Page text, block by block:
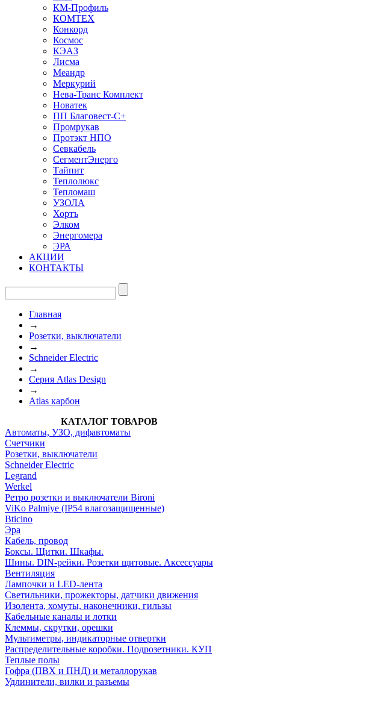
КМ-Профиль
КОМТЕХ
Конкорд
Космос
КЭАЗ
Лисма
Меандр
Меркурий
Нева-Транс Комплект
Новатек
ПП Благовест-С+
Промрукав
Протэкт НПО
Севкабель
СегментЭнерго
Тайпит
Теплолюкс
Тепломаш
УЗОЛА
Хортъ
Элком
Энергомера
ЭРА
АКЦИИ
КОНТАКТЫ
Главная
→
Розетки, выключатели
→
Schneider Electric
→
Серия Atlas Design
→
Atlas карбон
КАТАЛОГ ТОВАРОВ
Автоматы, УЗО, дифавтоматы
Счетчики
Розетки, выключатели
Schneider Electric
Legrand
Werkel
Ретро розетки и выключатели Bironi
ViKo Palmiye (IP54 влагозащищенные)
Bticino
Эра
Кабель, провод
Боксы. Щитки. Шкафы.
Шины. DIN-рейки. Розетки щитовые. Аксессуары
Вентиляция
Лампочки и LED-лента
Светильники, прожекторы, датчики движения
Изолента, хомуты, наконечники, гильзы
Кабельные каналы и лотки
Клеммы, скрутки, орешки
Мультиметры, индикаторные отвертки
Распределительные коробки. Подрозетники. КУП
Теплые полы
Гофра (ПВХ и ПНД) и металлорукав
Удлинители, вилки и разъемы